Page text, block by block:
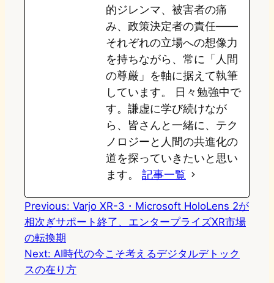
的ジレンマ、被害者の痛
み、政策決定者の責任——
それぞれの立場への想像力
を持ちながら、常に「人間
の尊厳」を軸に据えて執筆
しています。 日々勉強中で
す。謙虚に学び続けなが
ら、皆さんと一緒に、テク
ノロジーと人間の共進化の
道を探っていきたいと思い
ます。 記事一覧
Previous: Varjo XR-3・Microsoft HoloLens 2が
相次ぎサポート終了、エンタープライズXR市場
の転換期
Next: AI時代の今こそ考えるデジタルデトック
スの在り方